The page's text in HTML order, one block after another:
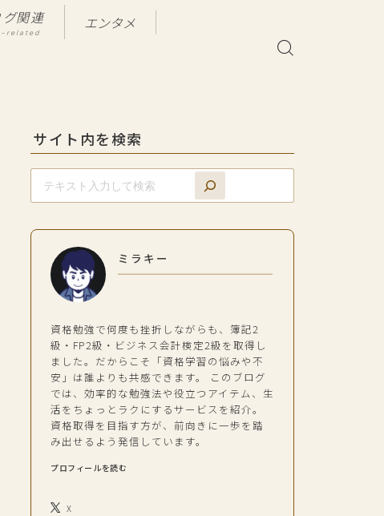
グ関連
related
エンタメ
サイト内を検索
ミラキー
資格勉強で何度も挫折しながらも、簿記2
級・FP2級・ビジネス会計検定2級を取得し
ました。だからこそ「資格学習の悩みや不
安」は誰よりも共感できます。 このブログ
では、効率的な勉強法や役立つアイテム、生
活をちょっとラクにするサービスを紹介。
資格取得を目指す方が、前向きに一歩を踏
み出せるよう発信しています。
プロフィールを読む
X